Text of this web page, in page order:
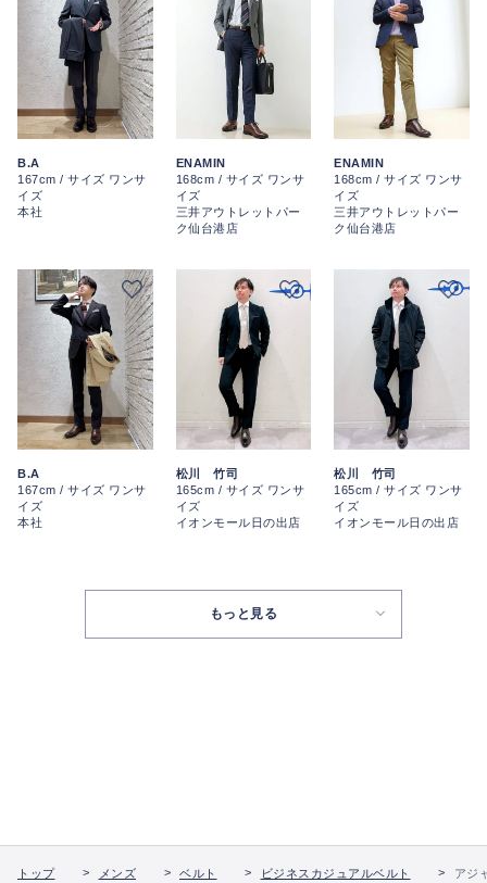
B.A
167cm / サイズ ワンサ
イズ
本社
ENAMIN
168cm / サイズ ワンサ
イズ
三井アウトレットパー
ク仙台港店
ENAMIN
168cm / サイズ ワンサ
イズ
三井アウトレットパー
ク仙台港店
B.A
167cm / サイズ ワンサ
イズ
本社
松川 竹司
165cm / サイズ ワンサ
イズ
イオンモール日の出店
松川 竹司
165cm / サイズ ワンサ
イズ
イオンモール日の出店
もっと見る
トップ メンズ ベルト ビジネスカジュアルベルト アジ